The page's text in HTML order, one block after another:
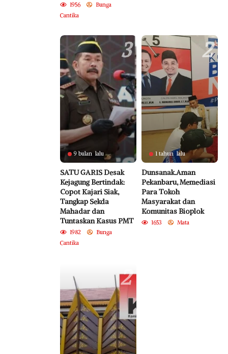
1956
Bunga
Cantika
3
9 bulan lalu
SATU GARIS Desak
Kejagung Bertindak:
Copot Kajari Siak,
Tangkap Sekda
Mahadar dan
Tuntaskan Kasus PMT
1982
Bunga
Cantika
2
1 tahun lalu
Dunsanak.Aman
Pekanbaru, Memediasi
Para Tokoh
Masyarakat dan
Komunitas Bioplok
1653 Mata
2